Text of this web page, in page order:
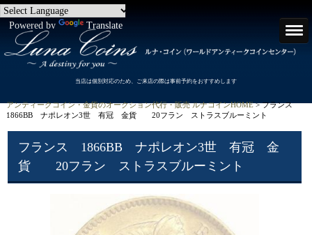
Powered by Translate
当店は個別対応のため、ご来店の際は事前予約をおすすめします
アンティークコイン・金貨のオークション代行・販売 ルナコインHOME> フランス
1866BB ナポレオン3世 有冠 金貨 20フラン ストラスブルーミント
フランス 1866BB ナポレオン3世 有冠 金
貨 20フラン ストラスブルーミント